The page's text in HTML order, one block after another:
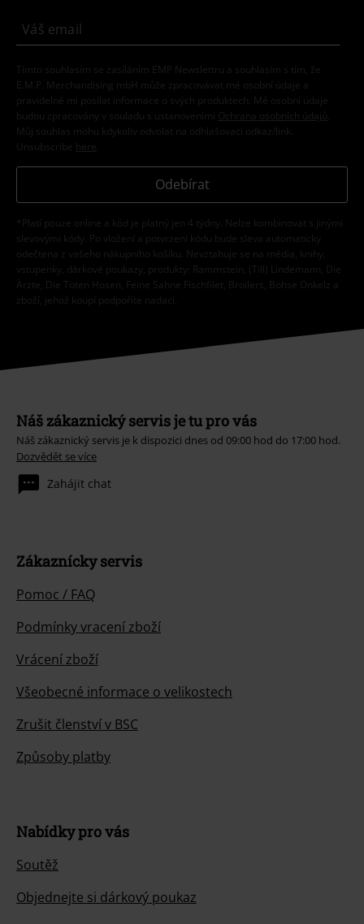
Tímto souhlasím se zasíláním EMP Newslettru a souhlasím s tím, že
E.M.P. Merchandising mbH může zpracovávat mé osobní údaje a
pravidelně mi posílat informace o svých produktech. Mé osobní údaje
budou zpracovány v souladu s ustanoveními
Ochrana osobních údajů
Můj souhlas mohu kdykoliv odvolat na odhlašovací odkaz/link.
Unsubscribe here
Odebírat
*Platí pouze online a kód je platný jen 4 týdny. Nelze kombinovat s jinými
slevovými kódy. Po vložení a potvrzení kódu bude sleva automaticky
odečtena z vašeho nákupního košíku. Nevztahuje se na média, knihy,
vstupenky, dárkové poukazy, produkty: Rammstein, (Till) Lindemann, Die
Ärzte, Die Toten Hosen, Feine Sahne Fischfilet, Broilers, Böhse Onkelz a
zboží, jehož koupí podpoříte nadaci.
Náš zákaznický servis je tu pro vás
Náš zákaznický servis je k dispozici dnes od 09:00 hod do 17:00 hod.
Dozvědět se více
Zahájit chat
Zákaznícky servis
Pomoc / FAQ
Podmínky vracení zboží
Vrácení zboží
Všeobecné informace o velikostech
Zrušit členství v BSC
Způsoby platby
Nabídky pro vás
Soutěž
Objednejte si dárkový poukaz